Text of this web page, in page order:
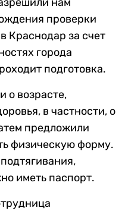
проверки
Краснодар за счет
города
подготовка.
о возрасте,
в частности, о
предложили
физическую форму.
иметь паспорт.